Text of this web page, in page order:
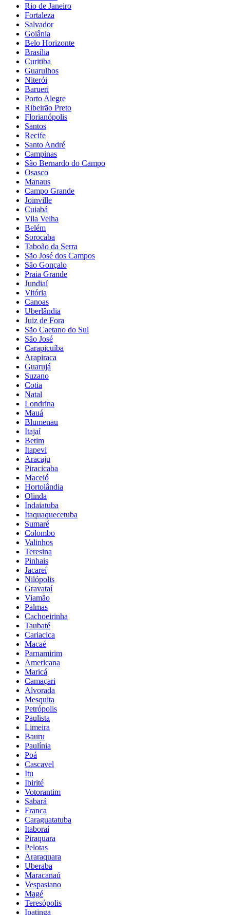
Rio de Janeiro
Fortaleza
Salvador
Goiânia
Belo Horizonte
Brasília
Curitiba
Guarulhos
Niterói
Barueri
Porto Alegre
Ribeirão Preto
Florianópolis
Santos
Recife
Santo André
Campinas
São Bernardo do Campo
Osasco
Manaus
Campo Grande
Joinville
Cuiabá
Vila Velha
Belém
Sorocaba
Taboão da Serra
São José dos Campos
São Gonçalo
Praia Grande
Jundiaí
Vitória
Canoas
Uberlândia
Juiz de Fora
São Caetano do Sul
São José
Carapicuíba
Arapiraca
Guarujá
Suzano
Cotia
Natal
Londrina
Mauá
Blumenau
Itajaí
Betim
Itapevi
Aracaju
Piracicaba
Maceió
Hortolândia
Olinda
Indaiatuba
Itaquaquecetuba
Sumaré
Colombo
Valinhos
Teresina
Pinhais
Jacareí
Nilópolis
Gravataí
Viamão
Palmas
Cachoeirinha
Taubaté
Cariacica
Macaé
Parnamirim
Americana
Maricá
Camaçari
Alvorada
Mesquita
Petrópolis
Paulista
Limeira
Bauru
Paulínia
Poá
Cascavel
Itu
Ibirité
Votorantim
Sabará
Franca
Caraguatatuba
Itaboraí
Piraquara
Pelotas
Araraquara
Uberaba
Maracanaú
Vespasiano
Magé
Teresópolis
Ipatinga